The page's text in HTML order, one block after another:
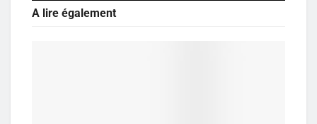
A lire également